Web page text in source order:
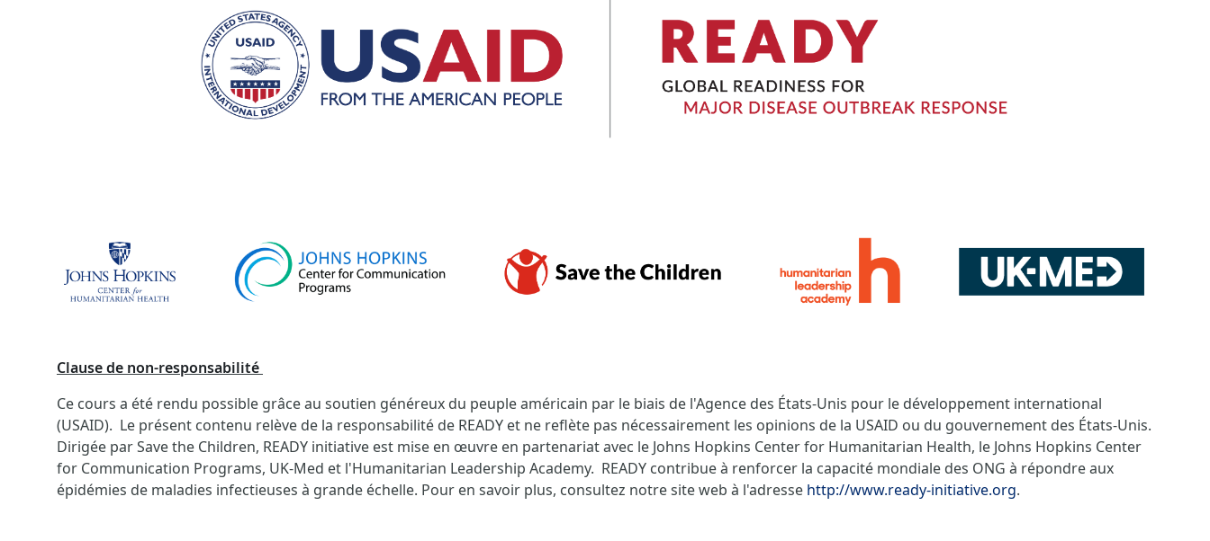
Clause de non-responsabilité
Ce cours a été rendu possible grâce au soutien généreux du peuple américain par le biais de l'Agence des États-Unis pour le développement international
(USAID). Le présent contenu relève de la responsabilité de READY et ne reflète pas nécessairement les opinions de la USAID ou du gouvernement des États-Unis.
Dirigée par Save the Children, READY initiative est mise en œuvre en partenariat avec le Johns Hopkins Center for Humanitarian Health, le Johns Hopkins Center
for Communication Programs, UK-Med et l'Humanitarian Leadership Academy. READY contribue à renforcer la capacité mondiale des ONG à répondre aux
épidémies de maladies infectieuses à grande échelle. Pour en savoir plus, consultez notre site web à l'adresse http://www.ready-initiative.org.